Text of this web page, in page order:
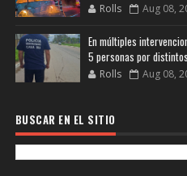
Rolls Aug 08,
En múltiples
5 personas por
Rolls Aug 08,
BUSCAR EN EL SITIO